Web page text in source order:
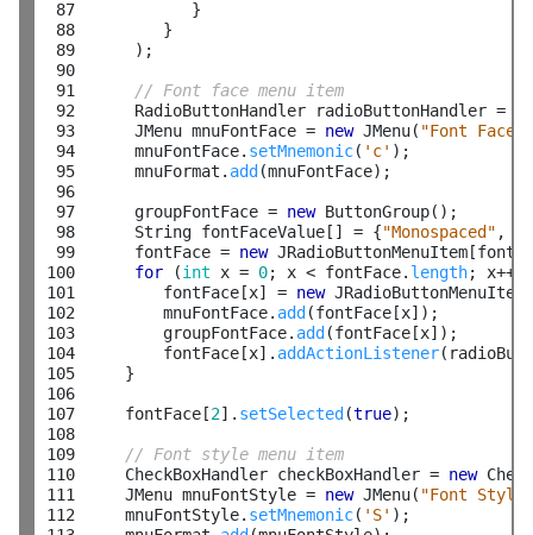
87
88
89
90
91
92
93
94
95
96
97
98
99
100
101
102
103
104
105
106
107
108
109
110
111
112
            }
         }
      );
// Font face menu item
      RadioButtonHandler radioButtonHandler =
      JMenu mnuFontFace =
new JMenu( "Font Face"
      mnuFontFace.
setMnemonic( 'c' );
      mnuFormat.
add (mnuFontFace);
      groupFontFace =
new ButtonGroup();
      String fontFaceValue[] = {
"Monospaced" ,
      fontFace =
new
for (int x = 0; x < fontFace. length;
         fontFace[x] =
new
         mnuFontFace.
add (fontFace[x]);
         groupFontFace.
add (fontFace[x]);
         fontFace[x].
addActionListener
     }
     fontFace[
2]. setSelected (true);
// Font style menu item
     CheckBoxHandler checkBoxHandler =
new
     JMenu mnuFontStyle =
new JMenu( "Font
     mnuFontStyle.
setMnemonic( 'S' );